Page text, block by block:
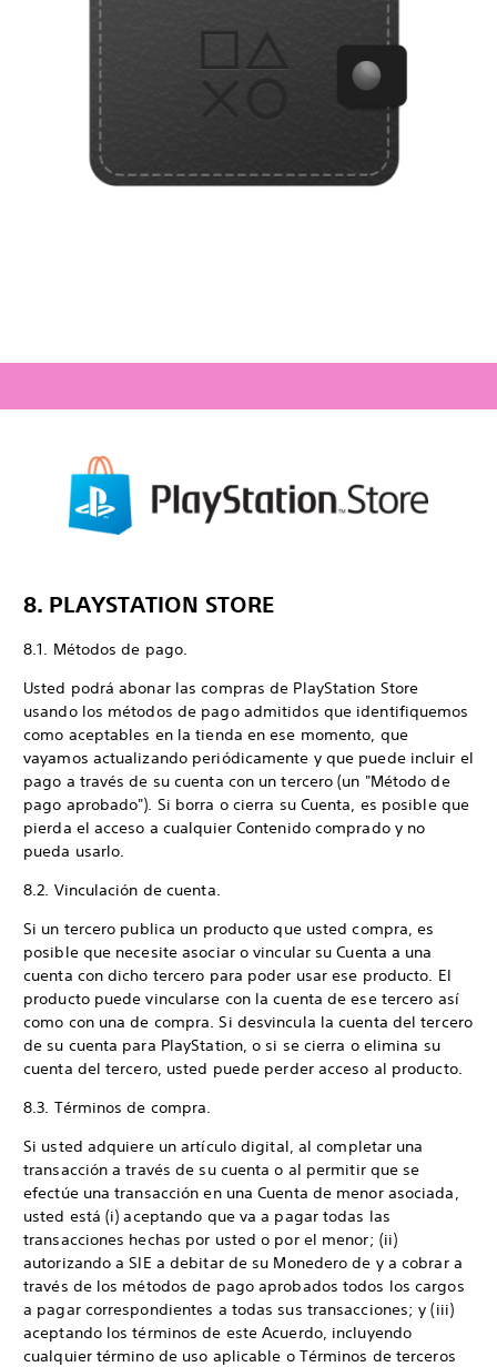
8. PLAYSTATION STORE
8.1. Métodos de pago.
Usted podrá abonar las compras de PlayStation Store
usando los métodos de pago admitidos que identifiquemos
como aceptables en la tienda en ese momento, que
vayamos actualizando periódicamente y que puede incluir el
pago a través de su cuenta con un tercero (un "Método de
pago aprobado"). Si borra o cierra su Cuenta, es posible que
pierda el acceso a cualquier Contenido comprado y no
pueda usarlo.
8.2. Vinculación de cuenta.
Si un tercero publica un producto que usted compra, es
posible que necesite asociar o vincular su Cuenta a una
cuenta con dicho tercero para poder usar ese producto. El
producto puede vincularse con la cuenta de ese tercero así
como con una de compra. Si desvincula la cuenta del tercero
de su cuenta para PlayStation, o si se cierra o elimina su
cuenta del tercero, usted puede perder acceso al producto.
8.3. Términos de compra.
Si usted adquiere un artículo digital, al completar una
transacción a través de su cuenta o al permitir que se
efectúe una transacción en una Cuenta de menor asociada,
usted está (i) aceptando que va a pagar todas las
transacciones hechas por usted o por el menor; (ii)
autorizando a SIE a debitar de su Monedero de y a cobrar a
través de los métodos de pago aprobados todos los cargos
a pagar correspondientes a todas sus transacciones; y (iii)
aceptando los términos de este Acuerdo, incluyendo
cualquier término de uso aplicable o Términos de terceros